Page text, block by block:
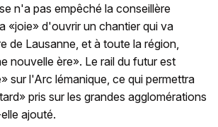
n'a pas empêché la conseillère
«joie» d'ouvrir un chantier qui va
de Lausanne, et à toute la région,
nouvelle ère». Le rail du futur est
sur l'Arc lémanique, ce qui permettra
pris sur les grandes agglomérations
ajouté.